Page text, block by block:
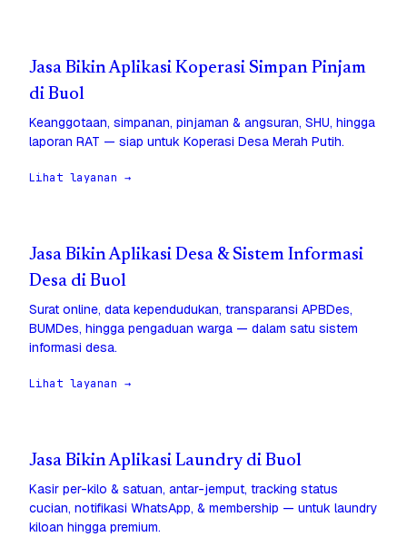
Jasa Bikin Aplikasi Koperasi Simpan Pinjam
di Buol
Keanggotaan, simpanan, pinjaman & angsuran, SHU, hingga
laporan RAT — siap untuk Koperasi Desa Merah Putih.
Lihat layanan →
Jasa Bikin Aplikasi Desa & Sistem Informasi
Desa di Buol
Surat online, data kependudukan, transparansi APBDes,
BUMDes, hingga pengaduan warga — dalam satu sistem
informasi desa.
Lihat layanan →
Jasa Bikin Aplikasi Laundry di Buol
Kasir per-kilo & satuan, antar-jemput, tracking status
cucian, notifikasi WhatsApp, & membership — untuk laundry
kiloan hingga premium.